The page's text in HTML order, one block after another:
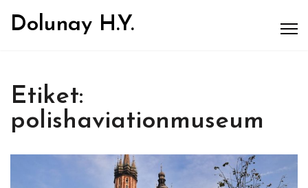
Dolunay H.Y.
Etiket:
polishaviationmuseum